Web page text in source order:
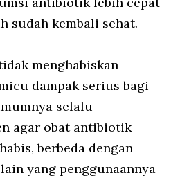
sudah kembali sehat.
menghabiskan
dampak serius bagi
selalu
agar obat antibiotik
berbeda dengan
yang penggunaannya